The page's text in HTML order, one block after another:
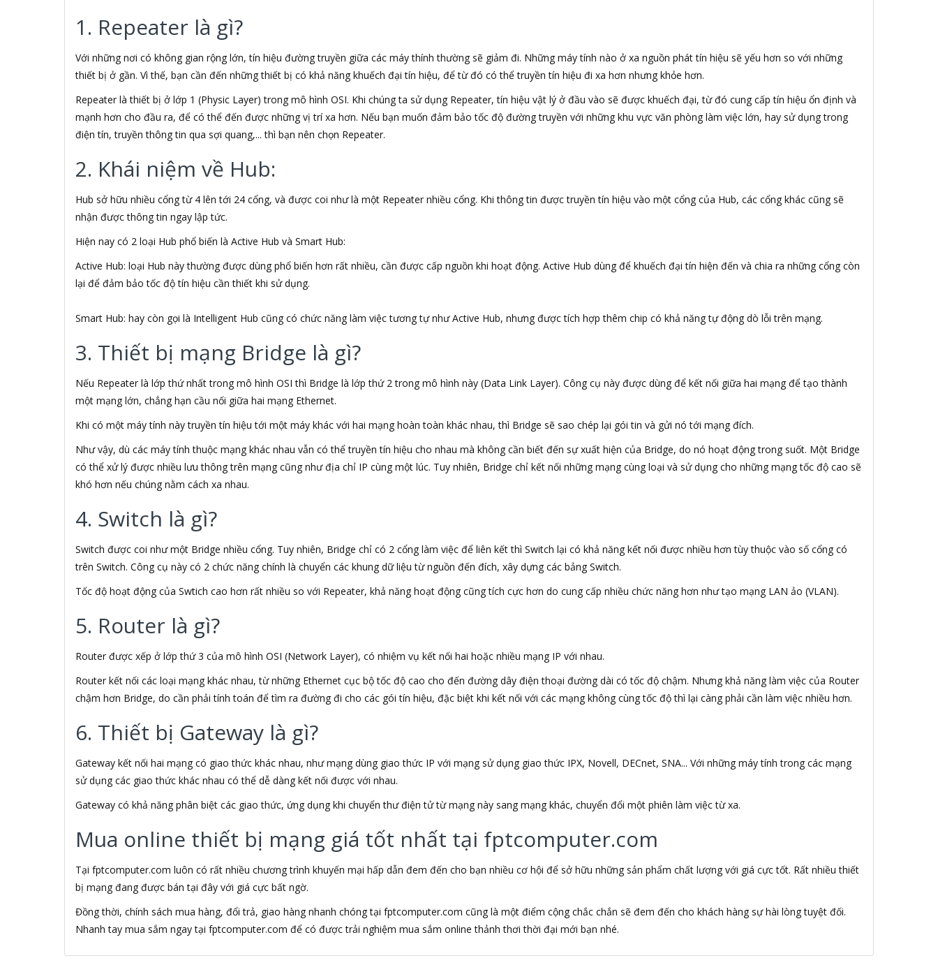
A Brand
A & T
A4Tech
Aardvark
ABCNOVEL
Abel
Abo
ACASIS
Acbel
Accer
ACCESS
Ace
ACE PLUS
Acer
ACME MADE
Acnos
ADAPTOR
ADATA USA
ADB
ADD
ADDLOGIX
ADEP
ADESSO
AEG
AeroCool
Afiri
Aglaia
AGPTEK
Agva
AHD
Aibo
Aigo
Aiphone Corporation
Aipoo
AIV
Ajazz
AKRACING
Alantek
ALASKA
Alcatel
Alcatel One Touch
Alctron
ALGOZ
Ali Chien Chien
ALOBUY
ALOMA
ALTEC LANSING
1. Repeater là gì?
Với những nơi có không gian rộng lớn, tín hiệu đường truyền giữa các máy thính thường sẽ giảm đi. Những máy tính nào ở xa nguồn phát tín hiệu sẽ yếu hơn so với những
thiết bị ở gần. Vì thế, bạn cần đến những thiết bị có khả năng khuếch đại tín hiệu, để từ đó có thể truyền tín hiệu đi xa hơn nhưng khỏe hơn.
Repeater là thiết bị ở lớp 1 (Physic Layer) trong mô hình OSI. Khi chúng ta sử dụng Repeater, tín hiệu vật lý ở đầu vào sẽ được khuếch đại, từ đó cung cấp tín hiệu ổn định và
mạnh hơn cho đầu ra, để có thể đến được những vị trí xa hơn. Nếu bạn muốn đảm bảo tốc độ đường truyền với những khu vực văn phòng làm việc lớn, hay sử dụng trong
điện tín, truyền thông tin qua sợi quang,... thì bạn nên chọn Repeater.
2. Khái niệm về Hub:
Hub sở hữu nhiều cổng từ 4 lên tới 24 cổng, và được coi như là một Repeater nhiều cổng. Khi thông tin được truyền tín hiệu vào một cổng của Hub, các cổng khác cũng sẽ
nhận được thông tin ngay lập tức.
Hiện nay có 2 loại Hub phổ biến là Active Hub và Smart Hub:
Active Hub: loại Hub này thường được dùng phổ biến hơn rất nhiều, cần được cấp nguồn khi hoạt động. Active Hub dùng để khuếch đại tín hiện đến và chia ra những cổng còn
lại để đảm bảo tốc độ tín hiệu cần thiết khi sử dụng.
Smart Hub: hay còn gọi là Intelligent Hub cũng có chức năng làm việc tương tự như Active Hub, nhưng được tích hợp thêm chip có khả năng tự động dò lỗi trên mạng.
3. Thiết bị mạng Bridge là gì?
Nếu Repeater là lớp thứ nhất trong mô hình OSI thì Bridge là lớp thứ 2 trong mô hình này (Data Link Layer). Công cụ này được dùng để kết nối giữa hai mạng để tạo thành
một mạng lớn, chẳng hạn cầu nối giữa hai mạng Ethernet.
Khi có một máy tính này truyền tín hiệu tới một máy khác với hai mạng hoàn toàn khác nhau, thì Bridge sẽ sao chép lại gói tin và gửi nó tới mạng đích.
Như vậy, dù các máy tính thuộc mạng khác nhau vẫn có thể truyền tín hiệu cho nhau mà không cần biết đến sự xuất hiện của Bridge, do nó hoạt động trong suốt. Một Bridge
có thể xử lý được nhiều lưu thông trên mạng cũng như địa chỉ IP cùng một lúc. Tuy nhiên, Bridge chỉ kết nối những mạng cùng loại và sử dụng cho những mạng tốc độ cao sẽ
khó hơn nếu chúng nằm cách xa nhau.
4. Switch là gì?
Switch được coi như một Bridge nhiều cổng. Tuy nhiên, Bridge chỉ có 2 cổng làm việc để liên kết thì Switch lại có khả năng kết nối được nhiều hơn tùy thuộc vào số cổng có
trên Switch. Công cụ này có 2 chức năng chính là chuyển các khung dữ liệu từ nguồn đến đích, xây dựng các bảng Switch.
Tốc độ hoạt động của Swtich cao hơn rất nhiều so với Repeater, khả năng hoạt động cũng tích cực hơn do cung cấp nhiều chức năng hơn như tạo mạng LAN ảo (VLAN).
5. Router là gì?
Router được xếp ở lớp thứ 3 của mô hình OSI (Network Layer), có nhiệm vụ kết nối hai hoặc nhiều mạng IP với nhau.
Router kết nối các loại mạng khác nhau, từ những Ethernet cục bộ tốc độ cao cho đến đường dây điện thoại đường dài có tốc độ chậm. Nhưng khả năng làm việc của Router
chậm hơn Bridge, do cần phải tính toán để tìm ra đường đi cho các gói tín hiệu, đặc biệt khi kết nối với các mạng không cùng tốc độ thì lại càng phải cần làm việc nhiều hơn.
6. Thiết bị Gateway là gì?
Gateway kết nối hai mạng có giao thức khác nhau, như mạng dùng giao thức IP với mạng sử dụng giao thức IPX, Novell, DECnet, SNA... Với những máy tính trong các mạng
sử dụng các giao thức khác nhau có thể dễ dàng kết nối được với nhau.
Gateway có khả năng phân biệt các giao thức, ứng dụng khi chuyển thư điện tử từ mạng này sang mạng khác, chuyển đổi một phiên làm việc từ xa.
Mua online thiết bị mạng giá tốt nhất tại fptcomputer.com
Tại fptcomputer.com luôn có rất nhiều chương trình khuyến mại hấp dẫn đem đến cho bạn nhiều cơ hội để sở hữu những sản phẩm chất lượng với giá cực tốt. Rất nhiều thiết
bị mạng đang được bán tại đây với giá cực bất ngờ.
Đồng thời, chính sách mua hàng, đổi trả, giao hàng nhanh chóng tại fptcomputer.com cũng là một điểm cộng chắc chắn sẽ đem đến cho khách hàng sự hài lòng tuyệt đối.
Nhanh tay mua sắm ngay tại fptcomputer.com để có được trải nghiệm mua sắm online thảnh thơi thời đại mới bạn nhé.